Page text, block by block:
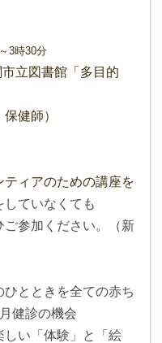
～3時30分
立図書館「多目的
保健師）
ィアのための講座を
ていなくても
加ください。（新
ひとときを全ての赤ち
健診の機会
体験」と「絵